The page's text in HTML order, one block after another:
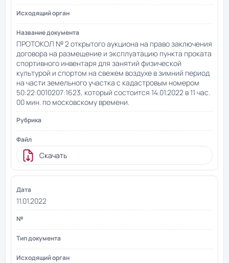
ПРОТОКОЛ № 2 открытого аукциона на право заключения
договора на размещение и эксплуатацию пункта проката
спортивного инвентаря для занятий физической
культурой и спортом на свежем воздухе в зимний период
на части земельного участка с кадастровым номером
50:22:0010207:1623, который состоится 14.01.2022 в 11 час.
00 мин. по московскому времени.
Скачать
11.01.2022